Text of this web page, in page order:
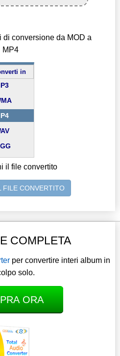
di conversione da MOD a
MP4
in
il file convertito
FILE CONVERTITO
COMPLETA
per convertire interi album in
solo.
ORA